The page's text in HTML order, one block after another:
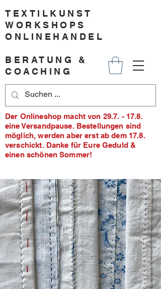
TEXTILKUNST
WORKSHOPS
ONLINEHANDEL
BERATUNG &
COACHING
Der Onlineshop macht von 29.7. - 17.8.
eine Versandpause. Bestellungen sind
möglich, werden aber erst ab dem 17.8.
verschickt. Danke für Eure Geduld &
einen schönen Sommer!